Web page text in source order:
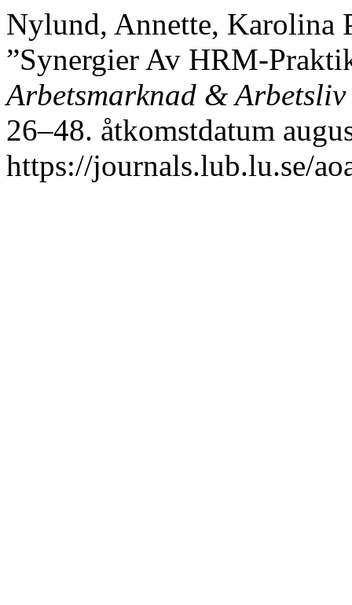
Nylund, Annette, Karolina
”Synergier Av HRM-
Arbetsmarknad & Arbetsliv
26–48. åtkomstdatum
https://journals.lub.lu.se/